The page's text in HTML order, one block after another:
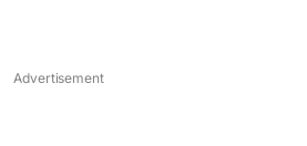
Advertisement